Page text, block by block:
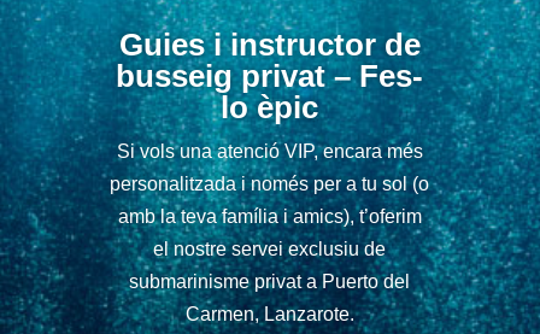
Guies i instructor de
busseig privat – Fes-
lo èpic
Si vols una atenció VIP, encara més
personalitzada i només per a tu sol (o
amb la teva família i amics), t’oferim
el nostre servei exclusiu de
submarinisme privat a Puerto del
Carmen, Lanzarote.